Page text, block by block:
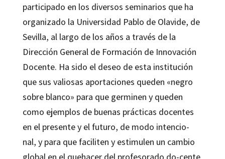
participado en los diversos seminarios que ha
organizado la Universidad Pablo de Olavide, de
Sevilla, al largo de los años a través de la
Dirección General de Formación de Innovación
Docente. Ha sido el deseo de esta institución
que sus valiosas aportaciones queden «negro
sobre blanco» para que germinen y queden
como ejemplos de buenas prácticas docentes
en el presente y el futuro, de modo intencio-
nal, y para que faciliten y estimulen un cambio
global en el quehacer del profesorado do-cente